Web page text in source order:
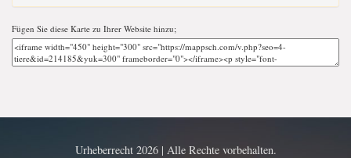
Fügen Sie diese Karte zu Ihrer Website hinzu;
Urheberrecht 2026 | Alle Rechte vorbehalten.